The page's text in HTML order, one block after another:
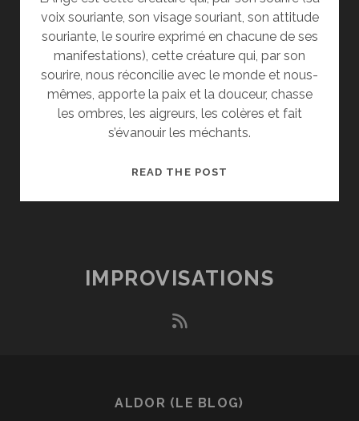
voix souriante, son visage souriant, son attitude
souriante, le sourire exprimé en chacune de ses
manifestations), cette créature qui, par son
sourire, nous réconcilie avec le monde et nous-
mêmes, apporte la paix et la douceur, chasse
les ombres, les aigreurs, les colères et fait
s’évanouir les méchants.
READ THE POST
IMPROVISATIONS
rss
ALDOR (LE BLOG)